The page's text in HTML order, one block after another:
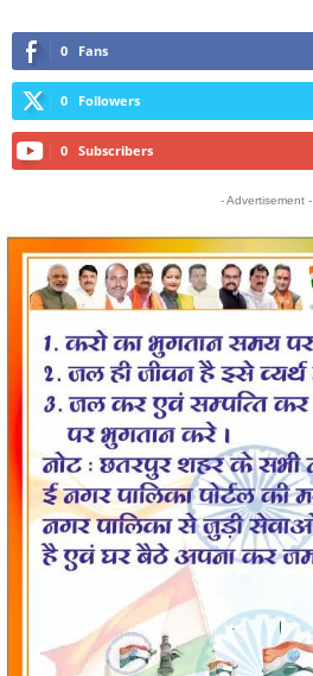
0 Fans
0 Followers
0 Subscribers
- Advertisement -